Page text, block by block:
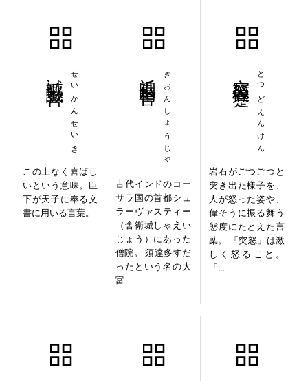
せいかんせいき
この上なく喜ばし
いという意味。臣
下が天子に奉る文
書に用いる言葉。
ぎおんしょうじゃ
古代インドのコー
サラ国の首都シュ
ラーヴァスティー
（舎衛城しゃえい
じょう）にあった
僧院。 須達多すだ
ったという名の大
富...
とつどえんけん
岩石がごつごつと
突き出た様子を、
人が怒った姿や、
偉そうに振る舞う
態度にたとえた言
葉。 「突怒」は激
しく怒ること。
「...